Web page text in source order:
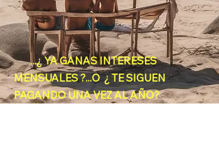
...¿ YA GANAS INTERESES
MENSUALES ?...O ¿ TE SIGUEN
PAGANDO UNA VEZ AL AÑO?